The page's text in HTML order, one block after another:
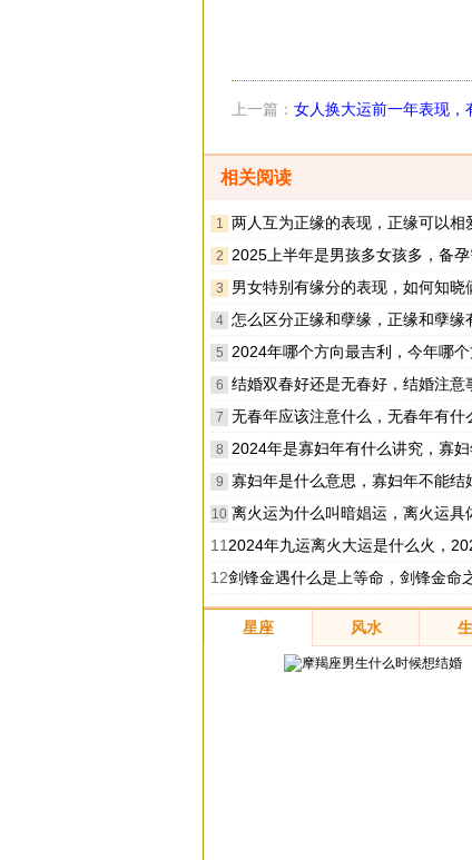
上一篇： 女人换大运前一年表现，
相关阅读
1 两人互为正缘的表现，正缘可以相
2 2025上半年是男孩多女孩多，备孕需要
3 男女特别有缘分的表现，如何知晓俩人
4 怎么区分正缘和孽缘，正缘和孽缘
5 2024年哪个方向最吉利，今年哪个方向
6 结婚双春好还是无春好，结婚注意
7 无春年应该注意什么，无春年有什
8 2024年是寡妇年有什么讲究，寡妇年要
9 寡妇年是什么意思，寡妇年不能结
10 离火运为什么叫暗娼运，离火运具
11 2024年九运离火大运是什么火，2024年九运
12剑锋金遇什么是上等命，剑锋金命之人
星座 风水